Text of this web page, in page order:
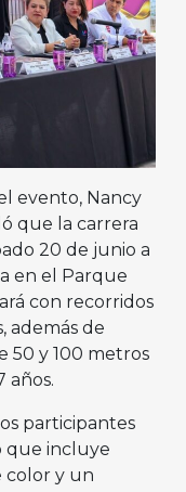
evento, Nancy
que la carrera
20 de junio a
en el Parque
con recorridos
además de
50 y 100 metros
años.
participantes
que incluye
color y un